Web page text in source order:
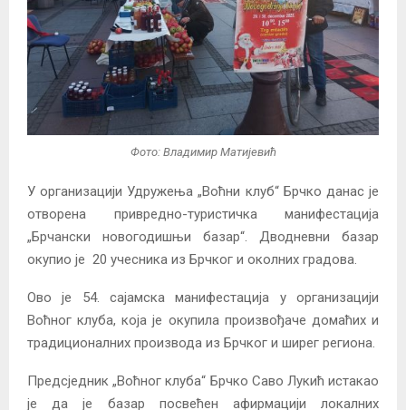
Фото: Владимир Матијевић
У организацији Удружења „Воћни клуб“ Брчко данас је
отворена привредно-туристичка манифестација
„Брчански новогодишњи базар“. Дводневни базар
окупио је 20 учесника из Брчког и околних градова.
Ово је 54. сајамска манифестација у организацији
Воћног клуба, која је окупила произвођаче домаћих и
традиционалних производа из Брчког и ширег региона.
Предсједник „Воћног клуба“ Брчко Саво Лукић истакао
је да је базар посвећен афирмацији локалних